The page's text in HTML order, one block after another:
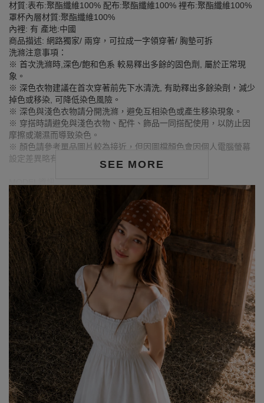
SEE MORE
材質:表布:聚酯纖維100% 配布:聚酯纖維100% 裡布:聚酯纖維100%
罩杯內層材質:聚酯纖維100%
內裡: 有 產地:中國
商品描述: 網路獨家/ 兩穿，可拉成一字領穿著/ 胸墊可拆
洗滌注意事項：
※ 首次洗滌時,深色/飽和色系 較易釋出多餘的固色劑, 屬於正常現
象。
※ 深色衣物建議在首次穿著前先下水清洗, 有助釋出多餘染劑，減少
掉色或移染, 可降低染色風險。
※ 深色與淺色衣物請分開洗滌，避免互相染色或產生移染現象。
※ 穿搭時請避免與淺色衣物、配件、飾品一同搭配使用，以防止因
摩擦或潮濕而導致染色。
※ 顏色請參考單品圖片較為接近，但因圖檔顏色會因個人電腦螢幕
設定差異略有不同，請以實際商品顏色為準。
身高177cm／胸圍Bust：83cm
腰圍Waist：60cm／臀圍hips：89cm
試穿報告：模特兒穿著S號